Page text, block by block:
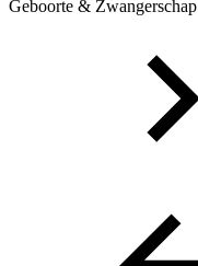
Geboorte & Zwangerschap